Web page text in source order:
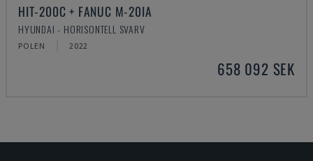
HIT-200C + FANUC M-20IA
HYUNDAI - HORISONTELL SVARV
POLEN 2022
658 092 SEK